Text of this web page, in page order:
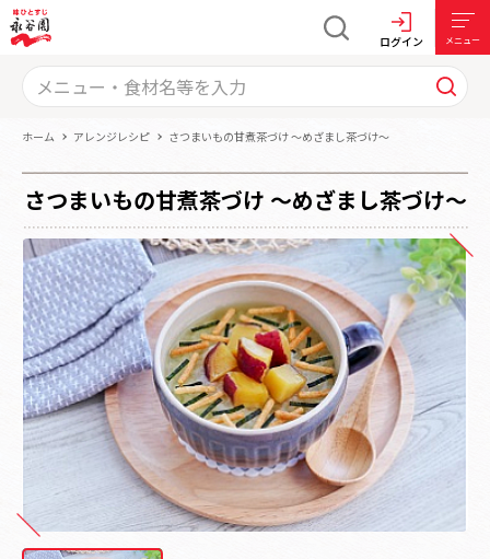
ログイン メニュー
ホーム アレンジレシピ さつまいもの甘煮茶づけ ～めざまし茶づけ～
さつまいもの甘煮茶づけ ～めざまし茶づけ～